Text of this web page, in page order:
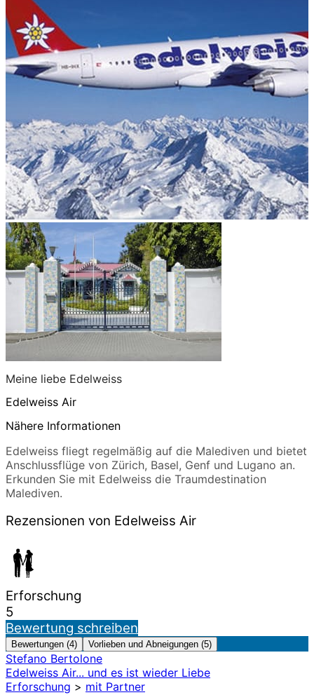
Meine liebe Edelweiss
Edelweiss Air
Nähere Informationen
Edelweiss fliegt regelmäßig auf die Malediven und bietet
Anschlussflüge von Zürich, Basel, Genf und Lugano an.
Erkunden Sie mit Edelweiss die Traumdestination
Malediven.
Rezensionen von Edelweiss Air
Erforschung
5
Bewertung schreiben
Bewertungen (4) Vorlieben und Abneigungen (5)
Stefano Bertolone
Edelweiss Air... und es ist wieder Liebe
Erforschung > mit Partner